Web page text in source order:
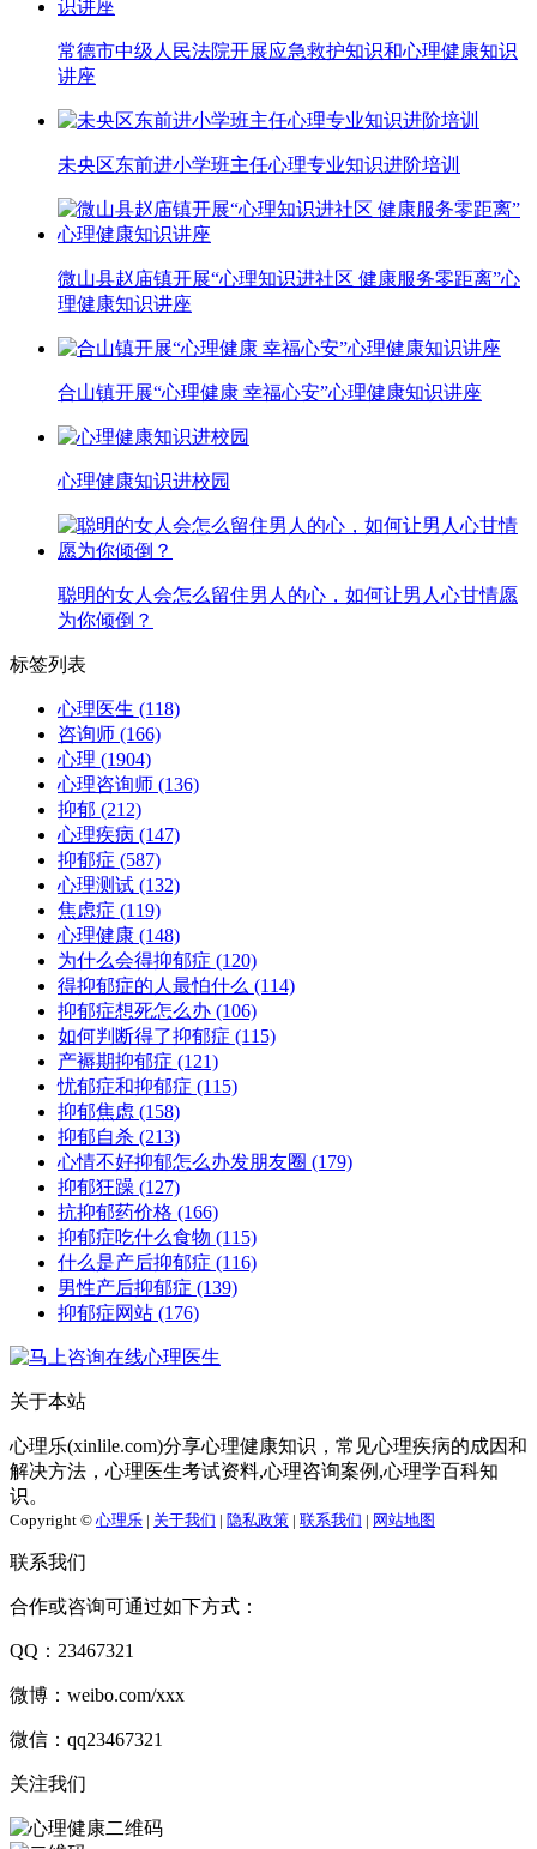
常德市中级人民法院开展应急救护知识和心理健康知识
讲座
未央区东前进小学班主任心理专业知识进阶培训
微山县赵庙镇开展“心理知识进社区 健康服务零距离”心
理健康知识讲座
合山镇开展“心理健康 幸福心安”心理健康知识讲座
心理健康知识进校园
聪明的女人会怎么留住男人的心，如何让男人心甘情愿
为你倾倒？
标签列表
心理医生 (118)
咨询师 (166)
心理 (1904)
心理咨询师 (136)
抑郁 (212)
心理疾病 (147)
抑郁症 (587)
心理测试 (132)
焦虑症 (119)
心理健康 (148)
为什么会得抑郁症 (120)
得抑郁症的人最怕什么 (114)
抑郁症想死怎么办 (106)
如何判断得了抑郁症 (115)
产褥期抑郁症 (121)
忧郁症和抑郁症 (115)
抑郁焦虑 (158)
抑郁自杀 (213)
心情不好抑郁怎么办发朋友圈 (179)
抑郁狂躁 (127)
抗抑郁药价格 (166)
抑郁症吃什么食物 (115)
什么是产后抑郁症 (116)
男性产后抑郁症 (139)
抑郁症网站 (176)
关于本站
心理乐(xinlile.com)分享心理健康知识，常见心理疾病的成因和
解决方法，心理医生考试资料,心理咨询案例,心理学百科知
识。
Copyright © 心理乐 | 关于我们 | 隐私政策 | 联系我们 | 网站地图
联系我们
合作或咨询可通过如下方式：
QQ：23467321
微博：weibo.com/xxx
微信：qq23467321
关注我们